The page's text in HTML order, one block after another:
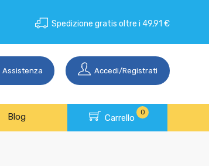
Spedizione gratis oltre i 49,91 €
Assistenza Accedi/Registrati
Blog Carrello
0